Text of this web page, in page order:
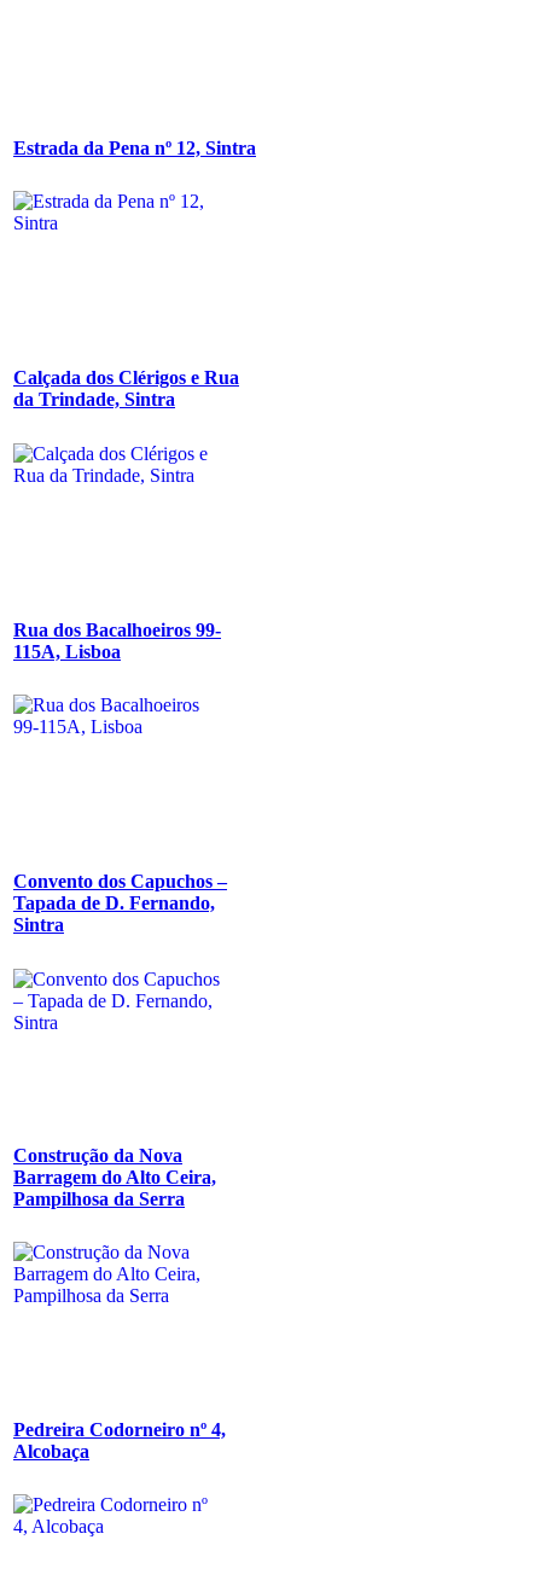
Estrada da Pena nº 12, Sintra
Calçada dos Clérigos e Rua
da Trindade, Sintra
Rua dos Bacalhoeiros 99-
115A, Lisboa
Convento dos Capuchos –
Tapada de D. Fernando,
Sintra
Construção da Nova
Barragem do Alto Ceira,
Pampilhosa da Serra
Pedreira Codorneiro nº 4,
Alcobaça